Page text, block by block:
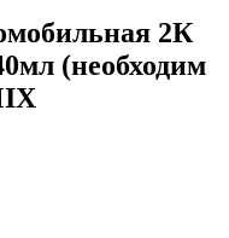
2К
(необходим